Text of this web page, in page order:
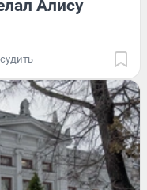
Алису